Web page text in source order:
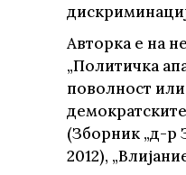
Авторка е на
„Политичка
поволност
(Зборник „д-р
2012),